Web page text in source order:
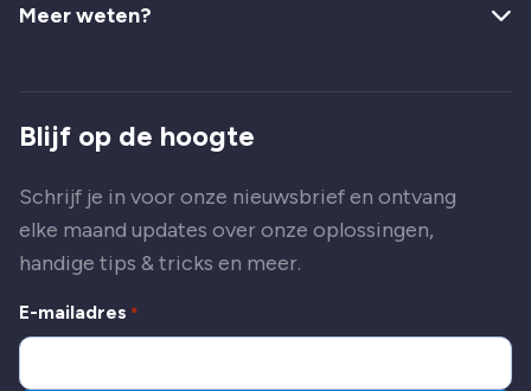
Meer weten?
Blijf op de hoogte
Schrijf je in voor onze nieuwsbrief en ontvang
elke maand updates over onze oplossingen,
handige tips & tricks en meer.
E-mailadres *